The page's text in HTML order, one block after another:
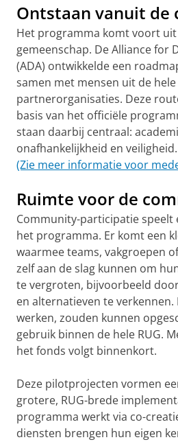
Ontstaan vanuit de
Het programma komt voort uit
gemeenschap. De Alliance for
(ADA) ontwikkelde een
samen met mensen uit de
partnerorganisaties. Deze
basis van het officiële
staan daarbij centraal:
onafhankelijkheid en veiligheid.
(Zie meer informatie voor
Ruimte voor de
Community-participatie speelt
het programma. Er komt een
waarmee teams, vakgroepen
zelf aan de slag kunnen om
te vergroten, bijvoorbeeld
en alternatieven te
werken, zouden kunnen
gebruik binnen de hele RUG.
het fonds volgt binnenkort.
Deze pilotprojecten vormen
grotere, RUG-brede
programma werkt via co-
diensten brengen hun eigen